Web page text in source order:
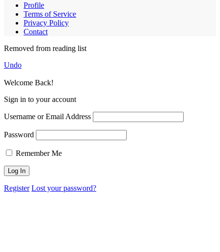
Profile
Terms of Service
Privacy Policy
Contact
Removed from reading list
Undo
Welcome Back!
Sign in to your account
Username or Email Address
Password
Remember Me
Register Lost your password?